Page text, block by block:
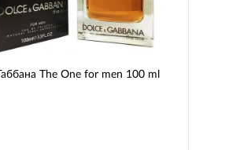
The One for men 100 ml